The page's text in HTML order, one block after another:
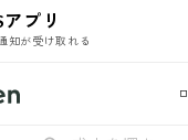
プリ
知が受け取れる